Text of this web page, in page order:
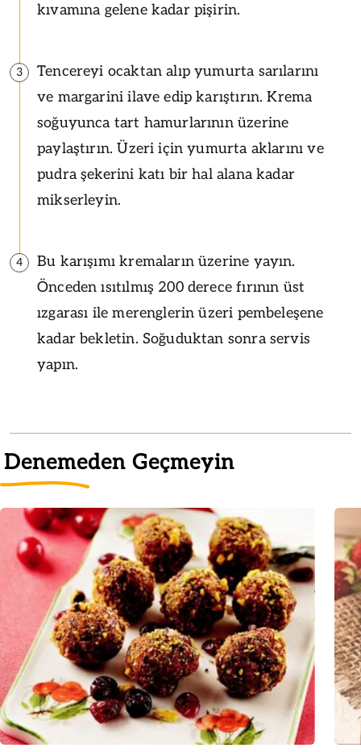
kıvamına gelene kadar pişirin.
3
Tencereyi ocaktan alıp yumurta sarılarını
ve margarini ilave edip karıştırın. Krema
soğuyunca tart hamurlarının üzerine
paylaştırın. Üzeri için yumurta aklarını ve
pudra şekerini katı bir hal alana kadar
mikserleyin.
4
Bu karışımı kremaların üzerine yayın.
Önceden ısıtılmış 200 derece fırının üst
ızgarası ile merenglerin üzeri pembeleşene
kadar bekletin. Soğuduktan sonra servis
yapın.
Denemeden Geçmeyin